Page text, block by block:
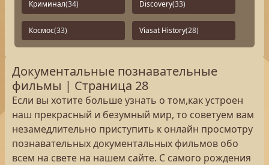
Криминал(34) Discovery(33)
Космос(33) Viasat History(28)
Документальные познавательные
фильмы | Страница 28
Если вы хотите больше узнать о том,как устроен
наш прекрасный и безумный мир, то советуем вам
незамедлительно приступить к онлайн просмотру
познавательных документальных фильмов обо
всем на свете на нашем сайте. С самого рождения